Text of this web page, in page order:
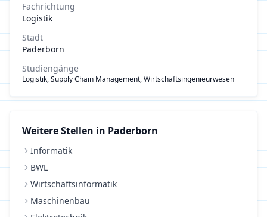
Fachrichtung
Logistik
Stadt
Paderborn
Studiengänge
Logistik, Supply Chain Management, Wirtschaftsingenieurwesen
Weitere Stellen in Paderborn
Informatik
BWL
Wirtschaftsinformatik
Maschinenbau